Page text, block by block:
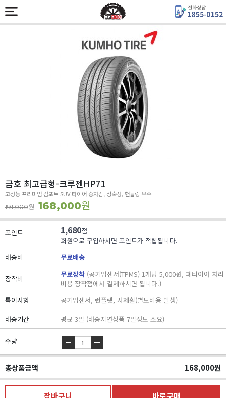
금호 최고급형-크루젠HP71
고성능 프리미엄 컴포트 SUV 타이어 승차감, 정숙성, 핸들링 우수
191,000원 168,000원
포인트 1,680점
회원으로 구입하시면 포인트가 적립됩니다.
배송비
무료배송
장착비 무료장착 (공기압센서(TPMS) 1개당 5,000원, 폐타이어 처리
비용 장착점에서 결제하시면 됩니다.)
특이사항
공기압센서, 런플렛, 사제휠(별도비용 발생)
배송기간
평균 3일 (배송지연상품 7일정도 소요)
수량
총상품금액 168,000원